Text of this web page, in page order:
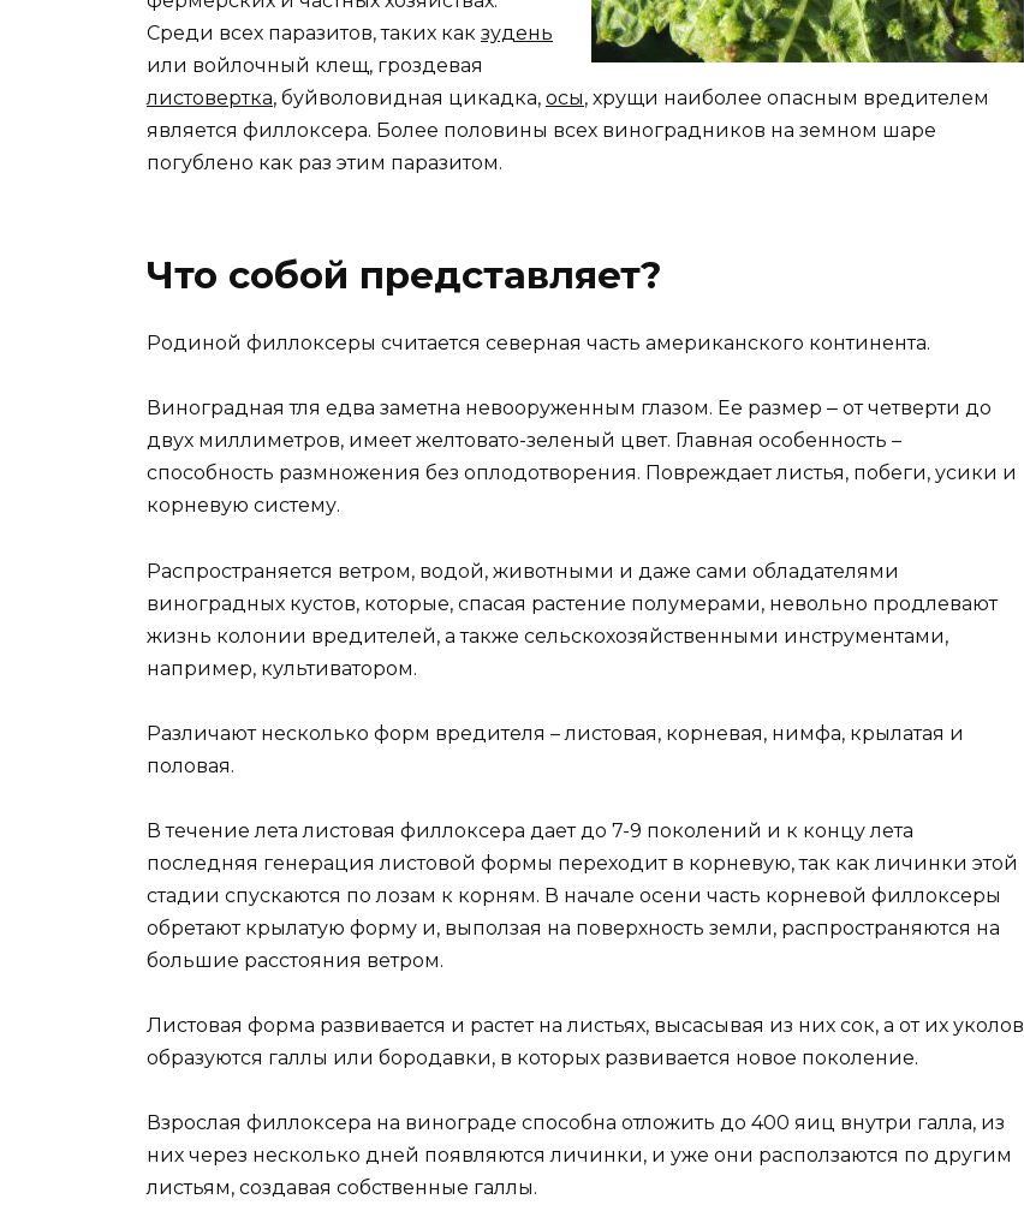
Среди всех паразитов, таких как зудень
или войлочный клещ, гроздевая
листовертка, буйволовидная цикадка, осы, хрущи наиболее опасным вредителем
является филлоксера. Более половины всех виноградников на земном шаре
погублено как раз этим паразитом.
Что собой представляет?
Родиной филлоксеры считается северная часть американского континента.
Виноградная тля едва заметна невооруженным глазом. Ее размер ‒ от четверти до
двух миллиметров, имеет желтовато-зеленый цвет. Главная особенность –
способность размножения без оплодотворения. Повреждает листья, побеги, усики и
корневую систему.
Распространяется ветром, водой, животными и даже сами обладателями
виноградных кустов, которые, спасая растение полумерами, невольно продлевают
жизнь колонии вредителей, а также сельскохозяйственными инструментами,
например, культиватором.
Различают несколько форм вредителя – листовая, корневая, нимфа, крылатая и
половая.
В течение лета листовая филлоксера дает до 7-9 поколений и к концу лета
последняя генерация листовой формы переходит в корневую, так как личинки этой
стадии спускаются по лозам к корням. В начале осени часть корневой филлоксеры
обретают крылатую форму и, выползая на поверхность земли, распространяются на
большие расстояния ветром.
Листовая форма развивается и растет на листьях, высасывая из них сок, а от их уколов
образуются галлы или бородавки, в которых развивается новое поколение.
Взрослая филлоксера на винограде способна отложить до 400 яиц внутри галла, из
них через несколько дней появляются личинки, и уже они расползаются по другим
листьям, создавая собственные галлы.